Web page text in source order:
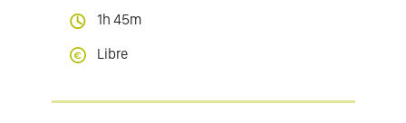
1h 45m
Libre